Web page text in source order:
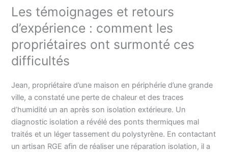
Les témoignages et retours
d’expérience : comment les
propriétaires ont surmonté ces
difficultés
Jean, propriétaire d’une maison en périphérie d’une grande
ville, a constaté une perte de chaleur et des traces
d’humidité un an après son isolation extérieure. Un
diagnostic isolation a révélé des ponts thermiques mal
traités et un léger tassement du polystyrène. En contactant
un artisan RGE afin de réaliser une réparation isolation, il a